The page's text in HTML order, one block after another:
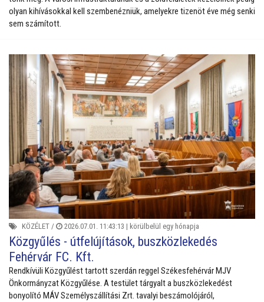
olyan kihívásokkal kell szembenézniük, amelyekre tizenöt éve még senki
sem számított.
KÖZÉLET / 2026.07.01. 11:43:13 | körülbelül egy hónapja
Közgyűlés - útfelújítások, buszközlekedés
Fehérvár FC. Kft.
Rendkívüli Közgyűlést tartott szerdán reggel Székesfehérvár MJV
Önkormányzat Közgyűlése. A testület tárgyalt a buszközlekedést
bonyolító MÁV Személyszállítási Zrt. tavalyi beszámolójáról,